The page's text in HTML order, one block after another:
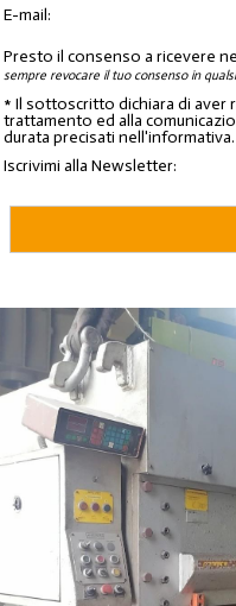
E-mail:
Presto il consenso a ricevere
sempre revocare il tuo consenso in
* Il sottoscritto dichiara di aver
trattamento ed alla
durata precisati nell'informativa.
Iscrivimi alla Newsletter: